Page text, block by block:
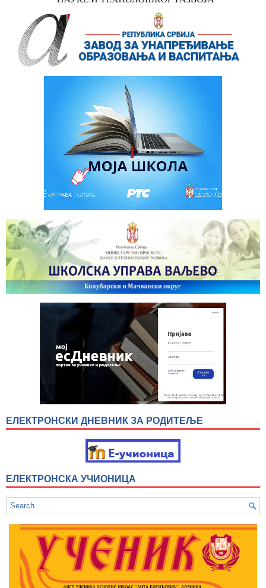
ЕЛЕКТРОНСКИ ДНЕВНИК ЗА РОДИТЕЉЕ
ЕЛЕКТРОНСКА УЧИОНИЦА